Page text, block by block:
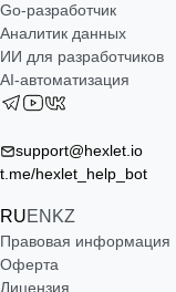
Go-разработчик
Аналитик данных
ИИ для разработчиков
AI-автоматизация
support@hexlet.io
t.me/hexlet_help_bot
RUEN KZ
Правовая информация
Оферта
Лицензия